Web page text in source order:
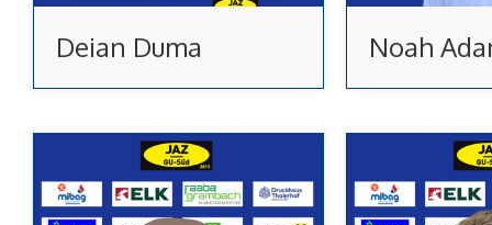
Deian Duma Noah